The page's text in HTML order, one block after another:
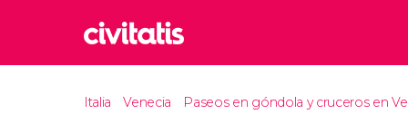
Roma
Italia
Italia Venecia Paseos en góndola y cruceros en